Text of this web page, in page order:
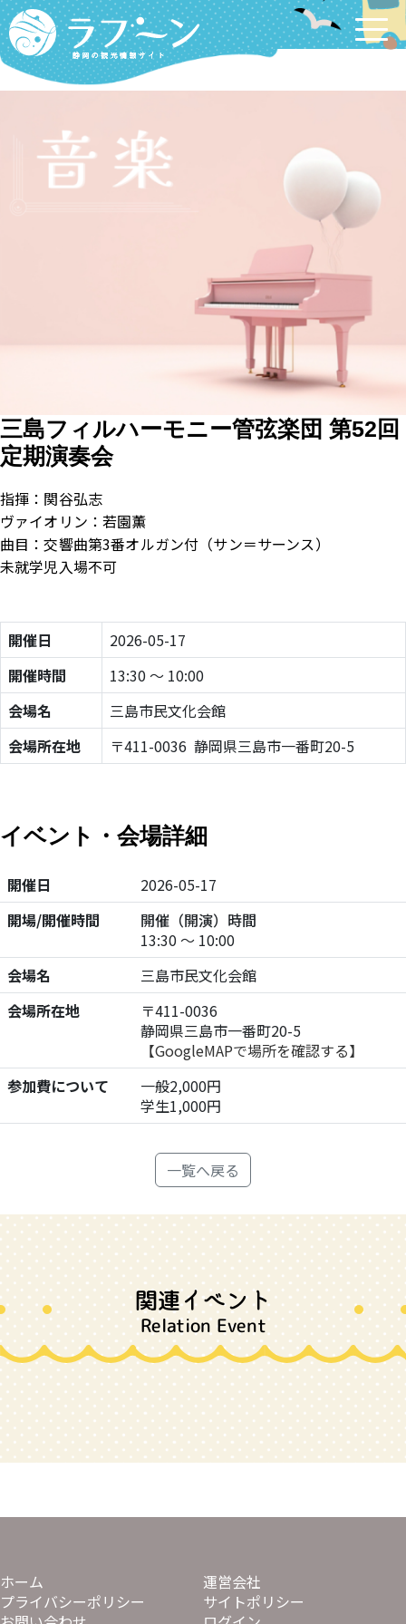
Labooon
三島フィルハーモニー管弦楽団 第52回
定期演奏会
指揮：関谷弘志
ヴァイオリン：若園薫
曲目：交響曲第3番オルガン付（サン＝サーンス）
未就学児入場不可
開催日
2026-05-17
開催時間
13:30 ～ 10:00
会場名
三島市民文化会館
会場所在地
〒411-0036 静岡県三島市一番町20-5
イベント・会場詳細
開催日
2026-05-17
開場/開催時間
開催（開演）時間
13:30 ～ 10:00
会場名
三島市民文化会館
会場所在地
〒411-0036
静岡県三島市一番町20-5
【GoogleMAPで場所を確認する】
参加費について
一般2,000円
学生1,000円
一覧へ戻る
関連イベント
Relation Event
ホーム
運営会社
プライバシーポリシー
サイトポリシー